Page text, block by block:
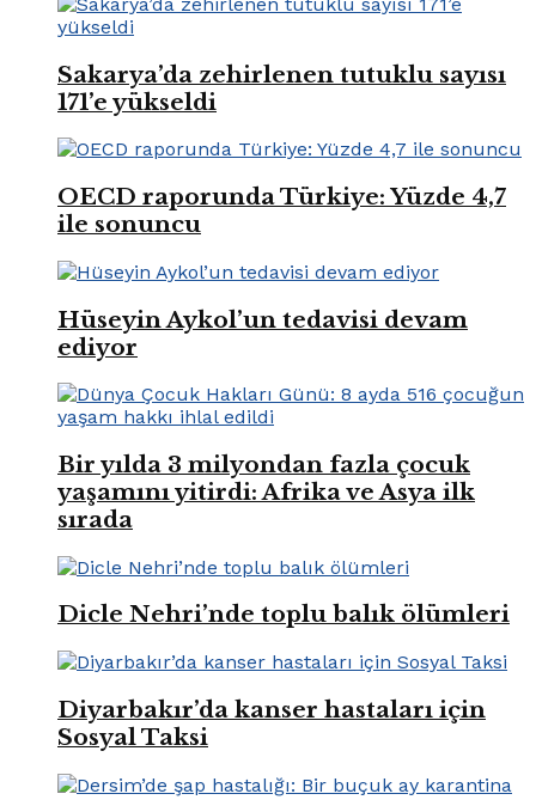
Sakarya’da zehirlenen tutuklu sayısı
171’e yükseldi
OECD raporunda Türkiye: Yüzde 4,7
ile sonuncu
Hüseyin Aykol’un tedavisi devam
ediyor
Bir yılda 3 milyondan fazla çocuk
yaşamını yitirdi: Afrika ve Asya ilk
sırada
Dicle Nehri’nde toplu balık ölümleri
Diyarbakır’da kanser hastaları için
Sosyal Taksi